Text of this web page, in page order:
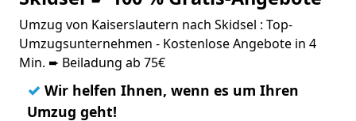
Umzug von Kaiserslautern nach Skidsel : Top-
Umzugsunternehmen - Kostenlose Angebote in 4
Min. ➨ Beiladung ab 75€
✓ Wir helfen Ihnen, wenn es um Ihren
Umzug geht!